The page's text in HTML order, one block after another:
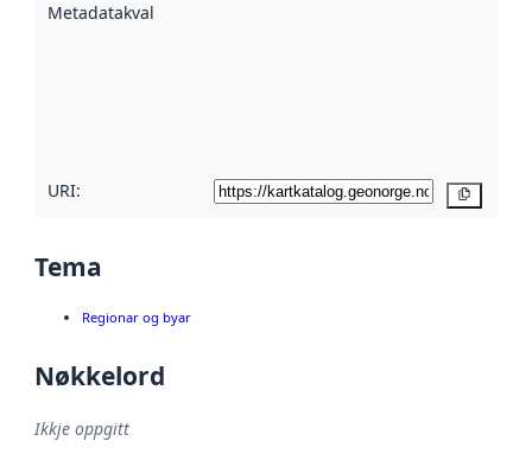
Metadatakvalitet
URI:
Tema
Regionar og byar
Nøkkelord
Ikkje oppgitt